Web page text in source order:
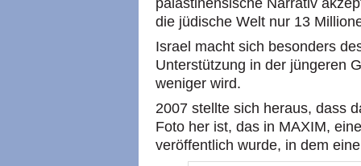
palästinensische Narrativ
die jüdische Welt nur 13
Israel macht sich besonders
Unterstützung in der jüngeren
weniger wird.
2007 stellte sich heraus, dass
Foto her ist, das in MAXIM,
veröffentlich wurde, in dem